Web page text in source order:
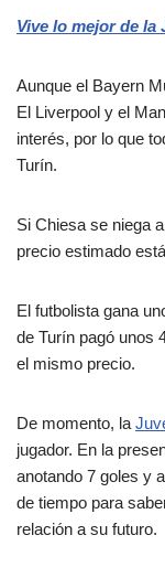
Vive lo mejor de la
Aunque el Bayern
El Liverpool y el
interés, por lo que
Turín.
Si Chiesa se niega
precio estimado
El futbolista gana
de Turín pagó unos
el mismo precio.
De momento, la
jugador. En la
anotando 7 goles y
de tiempo para
relación a su futuro.